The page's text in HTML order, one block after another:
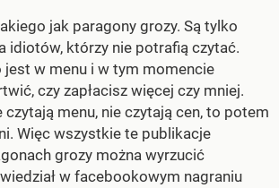
jak paragony grozy. Są tylko
idiotów, którzy nie potrafią czytać.
jest w menu i w tym momencie
czy zapłacisz więcej czy mniej.
czytają menu, nie czytają cen, to potem
Więc wszystkie te publikacje
grozy można wyrzucić
w facebookowym nagraniu